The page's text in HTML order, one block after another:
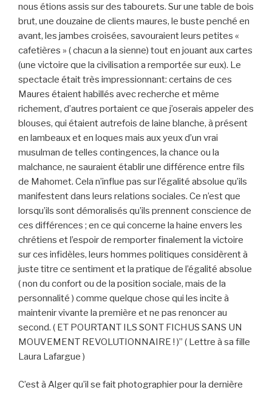
nous étions assis sur des tabourets. Sur une table de bois
brut, une douzaine de clients maures, le buste penché en
avant, les jambes croisées, savouraient leurs petites «
cafetières » ( chacun a la sienne) tout en jouant aux cartes
(une victoire que la civilisation a remportée sur eux). Le
spectacle était très impressionnant: certains de ces
Maures étaient habillés avec recherche et même
richement, d’autres portaient ce que j’oserais appeler des
blouses, qui étaient autrefois de laine blanche, à présent
en lambeaux et en loques mais aux yeux d’un vrai
musulman de telles contingences, la chance ou la
malchance, ne sauraient établir une différence entre fils
de Mahomet. Cela n’influe pas sur l’égalité absolue qu’ils
manifestent dans leurs relations sociales. Ce n’est que
lorsqu’ils sont démoralisés qu’ils prennent conscience de
ces différences ; en ce qui concerne la haine envers les
chrétiens et l’espoir de remporter finalement la victoire
sur ces infidèles, leurs hommes politiques considèrent à
juste titre ce sentiment et la pratique de l’égalité absolue
( non du confort ou de la position sociale, mais de la
personnalité ) comme quelque chose qui les incite à
maintenir vivante la première et ne pas renoncer au
second. ( ET POURTANT ILS SONT FICHUS SANS UN
MOUVEMENT REVOLUTIONNAIRE ! )” ( Lettre à sa fille
Laura Lafargue )
C’est à Alger qu’il se fait photographier pour la dernière